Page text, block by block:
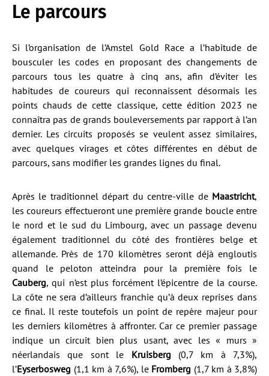
Le parcours
Si l’organisation de l’Amstel Gold Race a l’habitude de
bousculer les codes en proposant des changements de
parcours tous les quatre à cinq ans, afin d’éviter les
habitudes de coureurs qui reconnaissent désormais les
points chauds de cette classique, cette édition 2023 ne
connaîtra pas de grands bouleversements par rapport à l’an
dernier. Les circuits proposés se veulent assez similaires,
avec quelques virages et côtes différentes en début de
parcours, sans modifier les grandes lignes du final.
Après le traditionnel départ du centre-ville deMaastricht,
les coureurs effectueront une première grande boucle entre
le nord et le sud du Limbourg, avec un passage devenu
également traditionnel du côté des frontières belge et
allemande. Près de 170 kilomètres seront déjà engloutis
quand le peloton atteindra pour la première fois le
Cauberg, qui n’est plus forcément l’épicentre de la course.
La côte ne sera d’ailleurs franchie qu’à deux reprises dans
ce final. Il reste toutefois un point de repère majeur pour
les derniers kilomètres à affronter. Car ce premier passage
indique un circuit bien plus usant, avec les « murs »
néerlandais que sont le Kruisberg (0,7 km à 7,3%),
l’Eyserbosweg (1,1 km à 7,6%), leFromberg (1,7 km à 3,8%)